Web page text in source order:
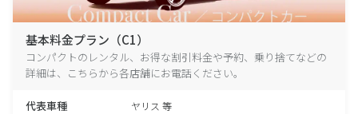
基本料金プラン（C1）
コンパクトのレンタル、お得な割引料金や予約、乗り捨てなどの
詳細は、こちらから各店舗にお電話ください。
代表車種 ヤリス 等